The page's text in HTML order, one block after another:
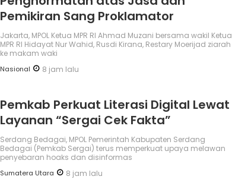
Pemikiran Sang Proklamator
Jakarta, MPOL Ketua MPR RI Ahmad Muzani bersama wakil Ketua
MPR RI Hidayat Nur Wahid, Rusdi Kirana, Restary Moerijad ziarah
ke makam waki
Nasional 8 jam lalu
Pemkab Perkuat Literasi Digital Lewat
Layanan “Sergai Cek Fakta”
Serdang Bedagai, MPOL Pemerintah Kabupaten Serdang
Bedagai (Pemkab Sergai) terus memperkuat upaya melawan
penyebaran hoaks dan disinformas
Sumatera Utara 8 jam lalu